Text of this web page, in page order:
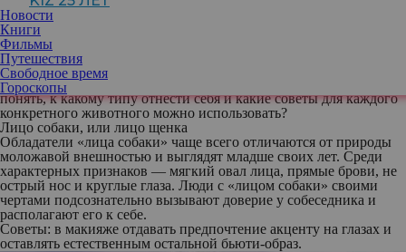
Новости
Книги
Фильмы
Путешествия
Свободное время
Гороскопы
задумывались о том, что это такое и откуда взялось.
Тренд Animal Face Type, или «тип лица животного», зародился в
Южной Корее и успешно используется там уже довольно много
лет. В глобальные социальные сети он начал пробираться летом
прошлого года, сначала захватив внимание соседей (Китая и
Японии), а затем добравшись и до западных стран. Как же
понять, к какому типу отнести себя и какие советы для каждого
конкретного животного можно использовать?
Лицо собаки, или лицо щенка
Обладатели «лица собаки» чаще всего отличаются от природы
моложавой внешностью и выглядят младше своих лет. Среди
характерных признаков — мягкий овал лица, прямые брови, не
острый нос и круглые глаза. Люди с «лицом собаки» своими
чертами подсознательно вызывают доверие у собеседника и
располагают его к себе.
Советы: в макияже отдавать предпочтение акценту на глазах и
оставлять естественным остальной бьюти-образ.